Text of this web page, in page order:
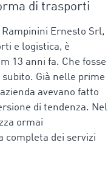
di trasporti
Ernesto Srl,
e logistica, è
13 anni fa. Che fosse
Già nelle prime
avevano fatto
di tendenza. Nel
ormai
completa dei servizi